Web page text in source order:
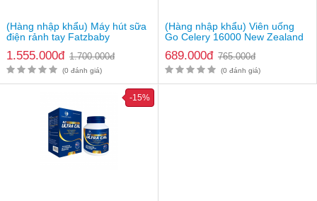
(Hàng nhập khẩu) Máy hút sữa
điện rảnh tay Fatzbaby
1.555.000đ 1.700.000đ
(0 đánh giá)
(Hàng nhập khẩu) Viên uống
Go Celery 16000 New Zealand
689.000đ 765.000đ
(0 đánh giá)
-15%